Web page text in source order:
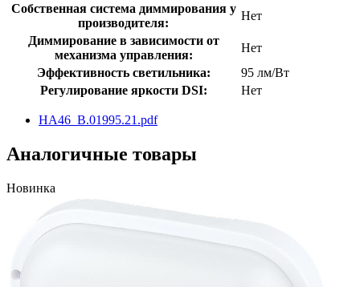
Собственная система диммирования у
производителя:
Нет
Диммирование в зависимости от
механизма управления:
Нет
Эффективность светильника:
95 лм/Вт
Регулирование яркости DSI:
Нет
HA46_B.01995.21.pdf
Аналогичные товары
Новинка